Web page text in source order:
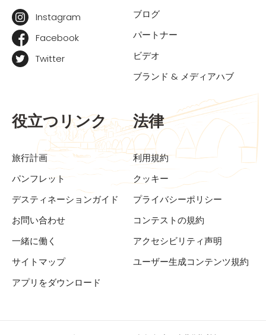
Instagram
Facebook
Twitter
ブログ
パートナー
ビデオ
ブランド & メディアハブ
役立つリンク
旅行計画
パンフレット
デスティネーションガイド
お問い合わせ
一緒に働く
サイトマップ
アプリをダウンロード
法律
利用規約
クッキー
プライバシーポリシー
コンテストの規約
アクセシビリティ声明
ユーザー生成コンテンツ規約